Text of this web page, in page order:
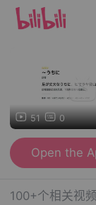
51 0
Open the
100+个相关视频